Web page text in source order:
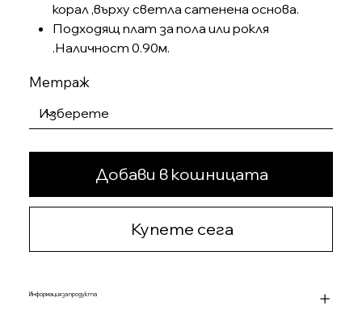
корал ,върху светла сатенена основа.
Подходящ плат за пола или рокля
.Наличност 0.90м.
Метраж
Добави в кошницата
Купете сега
Информация за продукта